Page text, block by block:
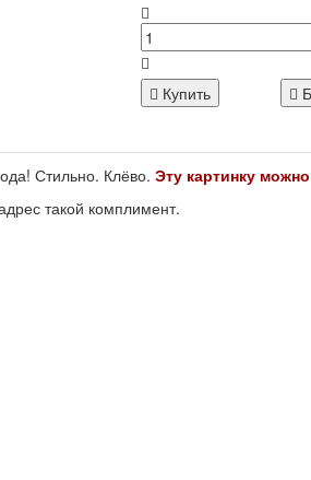
Купить
Стильно. Клёво. Эту картинку
такой комплимент.